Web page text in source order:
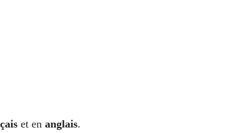
et en anglais.